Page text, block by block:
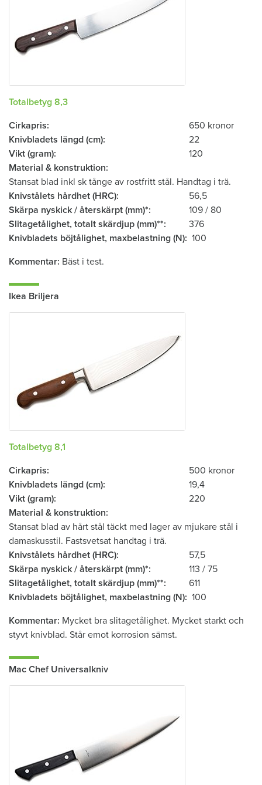
Totalbetyg 8,3
Cirkapris
650 kronor
Knivbladets längd (cm)
22
Vikt (gram)
120
Material & konstruktion
Stansat blad inkl sk tånge av rostfritt stål. Handtag i trä.
Knivstålets hårdhet (HRC)
56,5
Skärpa nyskick / återskärpt (mm)*
109 / 80
Slitagetålighet, totalt skärdjup (mm)**
376
Knivbladets böjtålighet, ­maxbelastning (N) 100
Kommentar Bäst i test.
Ikea Briljera
Totalbetyg 8,1
Cirkapris
500 kronor
Knivbladets längd (cm)
19,4
Vikt (gram)
220
Material & konstruktion
Stansat blad av hårt stål täckt med lager av mjukare stål i
damaskusstil. Fastsvetsat handtag i trä.
Knivstålets hårdhet (HRC)
57,5
Skärpa nyskick / återskärpt (mm)*
113 / 75
Slitagetålighet, totalt skärdjup (mm)**
611
Knivbladets böjtålighet, ­maxbelastning (N) 100
Kommentar Mycket bra slitagetålighet. Mycket starkt och
styvt knivblad. Står emot korrosion sämst.
Mac Chef Universalkniv